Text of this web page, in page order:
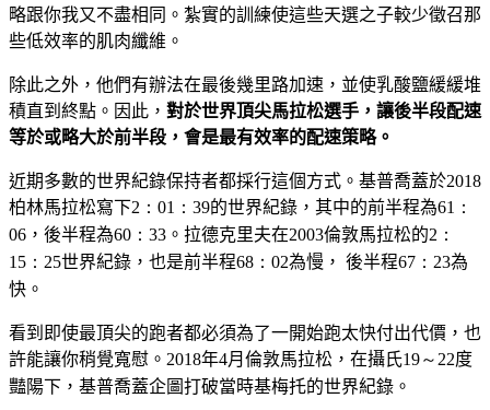
略跟你我又不盡相同。紮實的訓練使這些天選之子較少徵召那
些低效率的肌肉纖維。
除此之外，他們有辦法在最後幾里路加速，並使乳酸鹽緩緩堆
積直到終點。因此， 對於世界頂尖馬拉松選手，讓後半段配速
等於或略大於前半段，會是最有效率的配速策略。
近期多數的世界紀錄保持者都採行這個方式。基普喬蓋於2018
柏林馬拉松寫下2：01：39的世界紀錄，其中的前半程為61：
06 ，後半程為60：33 。拉德克里夫在2003倫敦馬拉松的2：
15：25世界紀錄，也是前半程68：02為慢， 後半程67：23為
快。
看到即使最頂尖的跑者都必須為了一開始跑太快付出代價，也
許能讓你稍覺寬慰。 2018年4月倫敦馬拉松，在攝氏19～22度
豔陽下，基普喬蓋企圖打破當時基梅托的世界紀錄。